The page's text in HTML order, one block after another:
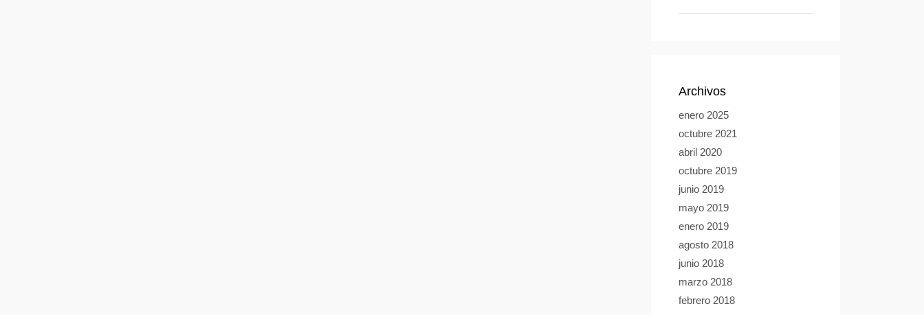
Archivos
enero 2025
octubre 2021
abril 2020
octubre 2019
junio 2019
mayo 2019
enero 2019
agosto 2018
junio 2018
marzo 2018
febrero 2018